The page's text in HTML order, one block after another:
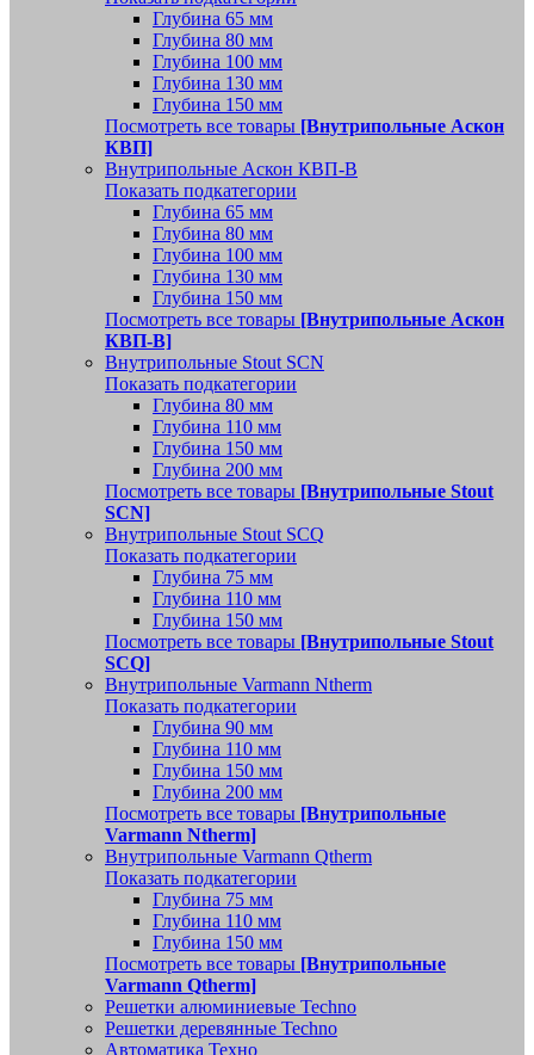
Глубина 65 мм
Глубина 80 мм
Глубина 100 мм
Глубина 130 мм
Глубина 150 мм
Посмотреть все товары [Внутрипольные Аскон
КВП]
Внутрипольные Аскон КВП-В
Показать подкатегории
Глубина 65 мм
Глубина 80 мм
Глубина 100 мм
Глубина 130 мм
Глубина 150 мм
Посмотреть все товары [Внутрипольные Аскон
КВП-В]
Внутрипольные Stout SCN
Показать подкатегории
Глубина 80 мм
Глубина 110 мм
Глубина 150 мм
Глубина 200 мм
Посмотреть все товары [Внутрипольные Stout
SCN]
Внутрипольные Stout SCQ
Показать подкатегории
Глубина 75 мм
Глубина 110 мм
Глубина 150 мм
Посмотреть все товары [Внутрипольные Stout
SCQ]
Внутрипольные Varmann Ntherm
Показать подкатегории
Глубина 90 мм
Глубина 110 мм
Глубина 150 мм
Глубина 200 мм
Посмотреть все товары [Внутрипольные
Varmann Ntherm]
Внутрипольные Varmann Qtherm
Показать подкатегории
Глубина 75 мм
Глубина 110 мм
Глубина 150 мм
Посмотреть все товары [Внутрипольные
Varmann Qtherm]
Решетки алюминиевые Techno
Решетки деревянные Techno
Автоматика Техно